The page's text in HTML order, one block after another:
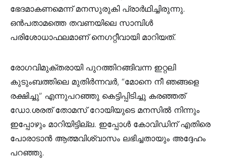
ഭേദമാകണമെന്ന് മനസുരുകി പ്രാര്‍ഥിച്ചിരുന്നു.
ഒന്‍പതാമത്തെ തവണയിലെ സാമ്പിള്‍
പരിശോധാഫലമാണ് നെഗറ്റീവായി മാറിയത്.
രോഗവിമുക്തരായി പുറത്തിറങ്ങിവന്ന ഇറ്റലി
കുടുംബത്തിലെ മുതിര്‍ന്നവര്‍, “മോനെ നീ ഞങ്ങളെ
രക്ഷിച്ചു” എന്നുപറഞ്ഞു കെട്ടിപ്പിടിച്ചു കരഞ്ഞത്
ഡോ.ശരത് തോമസ് റോയിയുടെ മനസില്‍ നിന്നും
ഇപ്പോഴും മാറിയിട്ടില്ല. ഇപ്പോള്‍ കോവിഡിന് എതിരെ
പോരാടാന്‍ ആത്മവിശ്വാസം ലഭിച്ചതായും അദ്ദേഹം
പറഞ്ഞു.